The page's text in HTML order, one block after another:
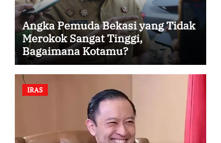
Angka Pemuda Bekasi yang Tidak
Merokok Sangat Tinggi,
Bagaimana Kotamu?
IRAS